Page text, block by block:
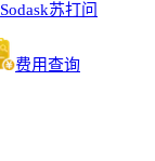
Sodask苏打问
费用查询